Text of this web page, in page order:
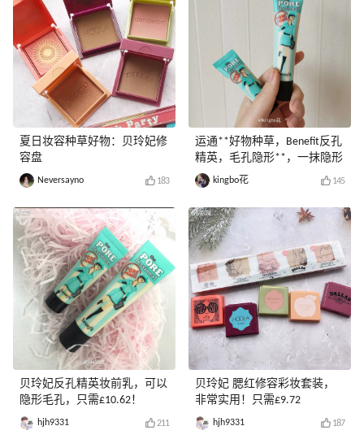
夏日妆容种草好物：贝玲妃修
容盘
Neversayno 183
贝玲妃反孔精英妆前乳，可以
隐形毛孔，只需£10.62！
hjh9331 211
运通**好物种草，Benefit反孔
精英，毛孔隐形**，一抹隐形
kingbo花 145
贝玲妃 腮红修容彩妆套装，
非常实用！只需£9.72
hjh9331 187